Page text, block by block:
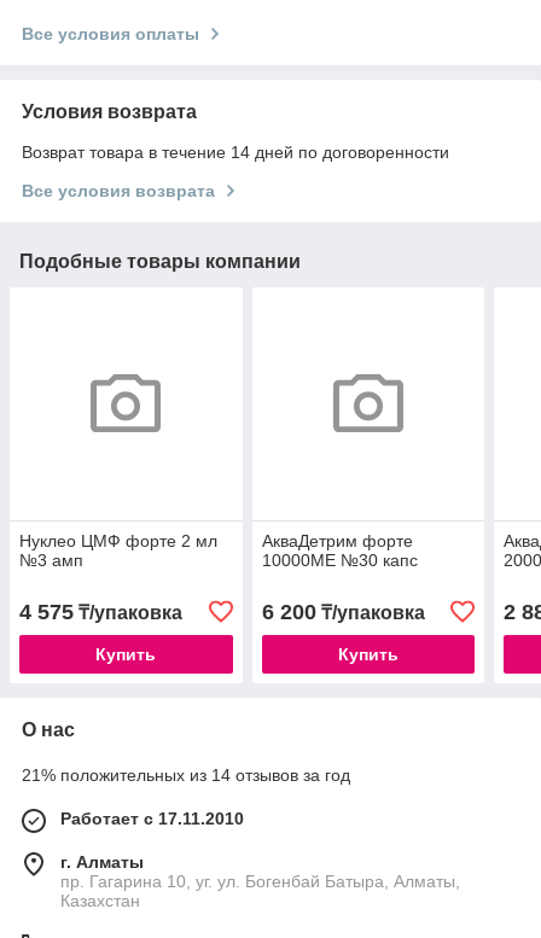
Все условия оплаты
Условия возврата
Возврат товара в течение 14 дней по договоренности
Все условия возврата
Подобные товары компании
Нуклео ЦМФ форте 2 мл
№3 амп
4 575 ₸/упаковка
Купить
АкваДетрим форте
10000МЕ №30 капс
6 200₸/упаковка
Купить
2
О нас
21% положительных из 14 отзывов за год
Работает с 17.11.2010
г. Алматы
пр. Гагарина 10, уг. ул. Богенбай Батыра, Алматы,
Казахстан